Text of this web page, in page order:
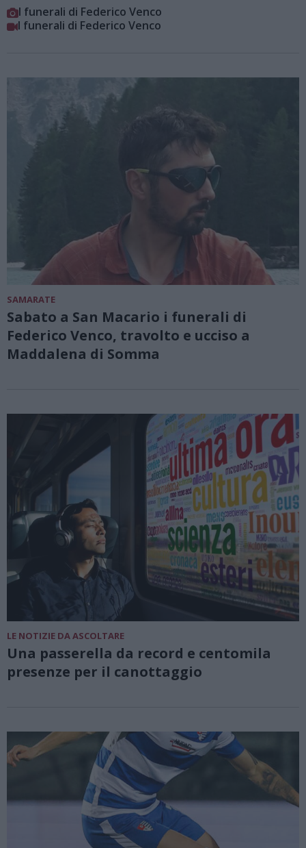
I funerali di Federico Venco
I funerali di Federico Venco
SAMARATE
Sabato a San Macario i funerali di
Federico Venco, travolto e ucciso a
Maddalena di Somma
LE NOTIZIE DA ASCOLTARE
Una passerella da record e centomila
presenze per il canottaggio